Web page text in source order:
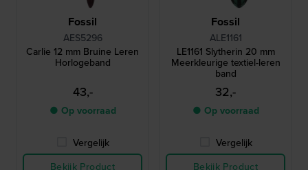
Fossil
AES5296
Carlie 12 mm Bruine Leren
Horlogeband
43,-
● Op voorraad
Vergelijk
Fossil
ALE1161
LE1161 Slytherin 20 mm
Meerkleurige textiel-leren
band
32,-
● Op voorraad
Vergelijk